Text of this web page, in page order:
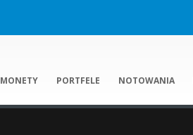
MONETY PORTFELE NOTOWANIA